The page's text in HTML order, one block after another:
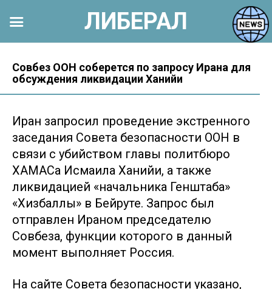
контенту
Совбез ООН соберется по запросу Ирана для
обсуждения ликвидации Ханийи
Иран запросил проведение экстренного
заседания Совета безопасности ООН в
связи с убийством главы политбюро
ХАМАСа Исмаила Ханийи, а также
ликвидацией «начальника Генштаба»
«Хизбаллы» в Бейруте. Запрос был
отправлен Ираном председателю
Совбеза, функции которого в данный
момент выполняет Россия.
На сайте Совета безопасности указано,
ЛИБЕРАЛ